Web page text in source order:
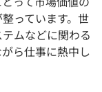
っています。世
ムなどに関わる
ら仕事に熱中し